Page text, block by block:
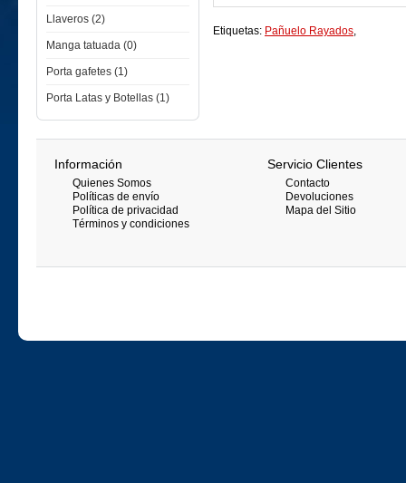
Llaveros (2)
Manga tatuada (0)
Porta gafetes (1)
Porta Latas y Botellas (1)
Etiquetas: Pañuelo Rayados,
Información
Quienes Somos
Políticas de envío
Política de privacidad
Términos y condiciones
Servicio Clientes
Contacto
Devoluciones
Mapa del Sitio